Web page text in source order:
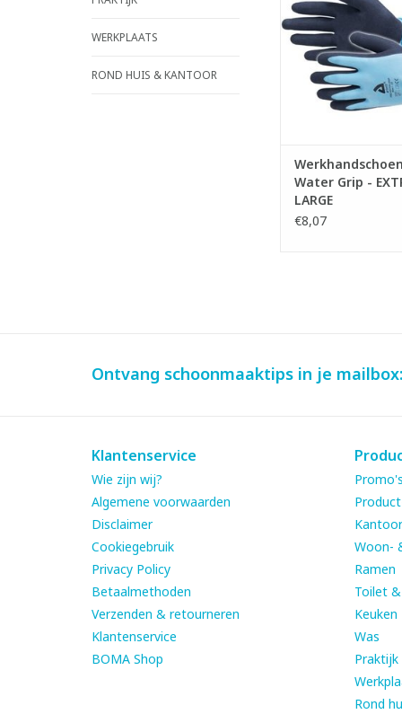
WERKPLAATS
ROND HUIS & KANTOOR
- Erg comfortabel om
ademende coating
handen droog
- Superieure
- Optimale
TOEVOEGEN AAN
Water Grip -
LARGE
€8,07
Ontvang schoonmaaktips in je mailbox:
Klantenservice
Wie zijn wij?
Algemene voorwaarden
Disclaimer
Cookiegebruik
Privacy Policy
Betaalmethoden
Verzenden & retourneren
Klantenservice
BOMA Shop
Woon-
Ramen
Toilet
Keuken
Was
Praktijk
Rond